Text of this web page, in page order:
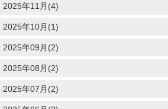
2025年11月(4)
2025年10月(1)
2025年09月(2)
2025年08月(2)
2025年07月(2)